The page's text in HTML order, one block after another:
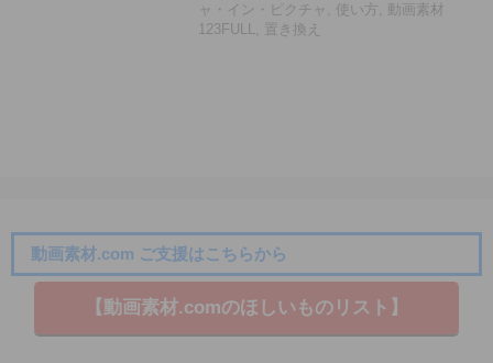
ャ・イン・ピクチャ , 使い方, 動画素材
123FULL, 置き換え
動画素材.com ご支援はこちらから
【動画素材.co​mのほしいものリスト】